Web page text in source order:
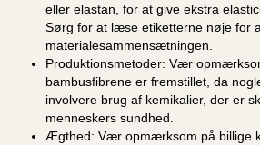
eller elastan, for at give ekstra
Sørg for at læse etiketterne nøje for
materialesammensætningen.
Produktionsmetoder: Vær
bambusfibrene er fremstillet, da
involvere brug af kemikalier, der er
menneskers sundhed.
Ægthed: Vær opmærksom på billige